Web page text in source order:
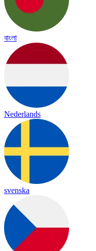
বাংলা
Nederlands
svenska